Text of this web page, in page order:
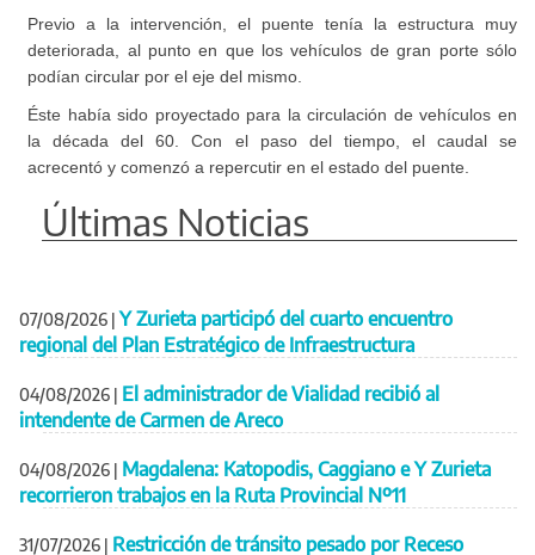
Previo a la intervención, el puente tenía la estructura muy
deteriorada, al punto en que los vehículos de gran porte sólo
podían circular por el eje del mismo.
Éste había sido proyectado para la circulación de vehículos en
la década del 60. Con el paso del tiempo, el caudal se
acrecentó y comenzó a repercutir en el estado del puente.
Últimas Noticias
07/08/2026 | Y Zurieta participó del cuarto encuentro
regional del Plan Estratégico de Infraestructura
04/08/2026 | El administrador de Vialidad recibió al
intendente de Carmen de Areco
04/08/2026 | Magdalena: Katopodis, Caggiano e Y Zurieta
recorrieron trabajos en la Ruta Provincial Nº11
31/07/2026 | Restricción de tránsito pesado por Receso